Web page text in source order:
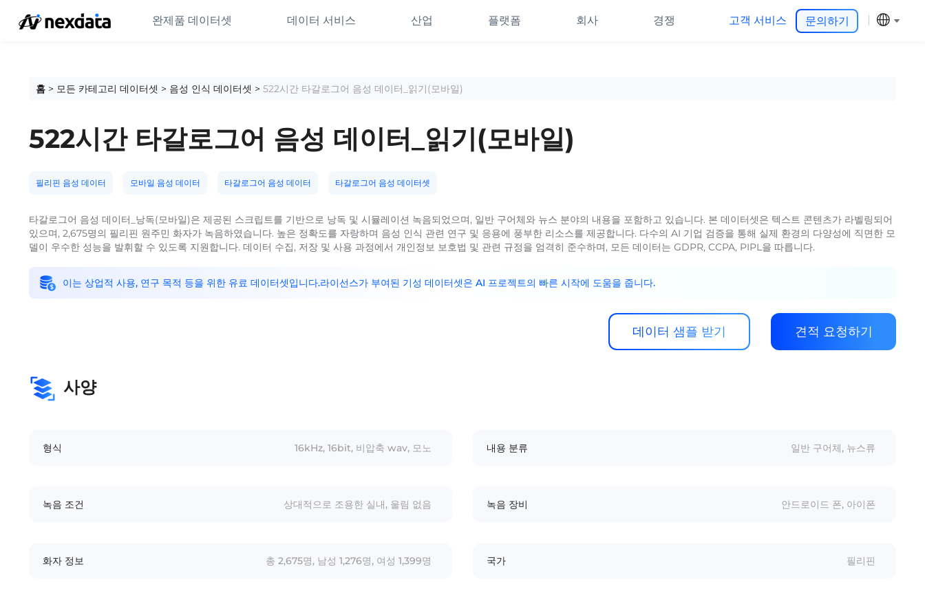
완제품 데이터셋 데이터 서비스 산업 플랫폼 회사 경쟁 고객 서비스 문의하기
홈 > 모든 카테고리 데이터셋 > 음성 인식 데이터셋 > 522시간 타갈로그어 음성 데이터_읽기(모바일)
522시간 타갈로그어 음성 데이터_읽기(모바일)
필리핀 음성 데이터 모바일 음성 데이터 타갈로그어 음성 데이터 타갈로그어 음성 데이터셋
타갈로그어 음성 데이터_낭독(모바일)은 제공된 스크립트를 기반으로 낭독 및 시뮬레이션 녹음되었으며, 일반 구어체와 뉴스 분야의 내용을 포함하고 있습니다. 본 데이터셋은 텍스트 콘텐츠가 라벨링되어
있으며, 2,675명의 필리핀 원주민 화자가 녹음하였습니다. 높은 정확도를 자랑하며 음성 인식 관련 연구 및 응용에 풍부한 리소스를 제공합니다. 다수의 AI 기업 검증을 통해 실제 환경의 다양성에 직면한 모
델이 우수한 성능을 발휘할 수 있도록 지원합니다. 데이터 수집, 저장 및 사용 과정에서 개인정보 보호법 및 관련 규정을 엄격히 준수하며, 모든 데이터는 GDPR, CCPA, PIPL을 따릅니다.
이는 상업적 사용, 연구 목적 등을 위한 유료 데이터셋입니다.라이선스가 부여된 기성 데이터셋은 AI 프로젝트의 빠른 시작에 도움을 줍니다.
데이터 샘플 받기 견적 요청하기
사양
형식 16kHz, 16bit, 비압축 wav, 모노 내용 분류 일반 구어체, 뉴스류
녹음 조건 상대적으로 조용한 실내, 울림 없음 녹음 장비 안드로이드 폰, 아이폰
화자 정보 총 2,675명, 남성 1,276명, 여성 1,399명 국가 필리핀